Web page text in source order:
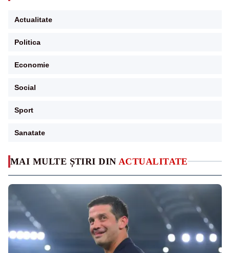
MAI MULTE ȘTIRI DIN ACTUALITATE
Actualitate
Politica
Economie
Social
Sport
Sanatate